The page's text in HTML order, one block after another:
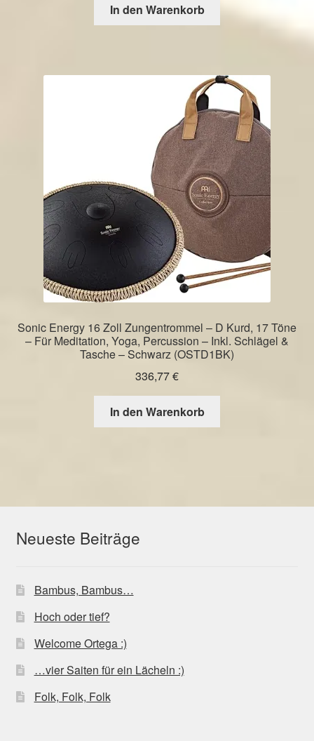
In den Warenkorb
Sonic Energy 16 Zoll Zungentrommel – D Kurd, 17 Töne
– Für Meditation, Yoga, Percussion – Inkl. Schlägel &
Tasche – Schwarz (OSTD1BK)
336,77€
In den Warenkorb
Neueste Beiträge
Bambus, Bambus…
Hoch oder tief?
Welcome Ortega :)
…vier Saiten für ein Lächeln :)
Folk, Folk, Folk